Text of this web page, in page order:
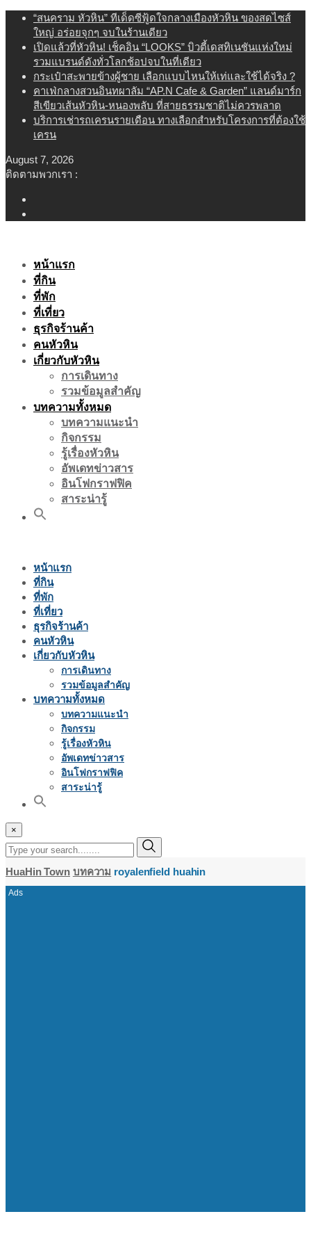
Skip
content
“สนคราม หัวหิน” ทีเด็ดซีฟู้ดใจกลางเมืองหัวหิน ของสดไซส์
ใหญ่ อร่อยจุกๆ จบในร้านเดียว
เปิดแล้วที่หัวหิน! เช็คอิน “LOOKS” บิวตี้เดสทิเนชันแห่งใหม่
รวมแบรนด์ดังทั่วโลกช้อปจบในที่เดียว
กระเป๋าสะพายข้างผู้ชาย เลือกแบบไหนให้เท่และใช้ได้จริง ?
คาเฟ่กลางสวนอินทผาลัม “AP.N Cafe & Garden” แลนด์มาร์ก
สีเขียวเส้นหัวหิน-หนองพลับ ที่สายธรรมชาติไม่ควรพลาด
บริการเช่ารถเครนรายเดือน ทางเลือกสำหรับโครงการที่ต้องใช้
เครน
August 7, 2026
ติดตามพวกเรา :
หน้าแรก
ที่กิน
ที่พัก
ที่เที่ยว
ธุรกิจร้านค้า
คนหัวหิน
เกี่ยวกับหัวหิน
การเดินทาง
รวมข้อมูลสำคัญ
บทความทั้งหมด
บทความแนะนำ
กิจกรรม
รู้เรื่องหัวหิน
อัพเดทข่าวสาร
อินโฟกราฟฟิค
สาระน่ารู้
หน้าแรก
ที่กิน
ที่พัก
ที่เที่ยว
ธุรกิจร้านค้า
คนหัวหิน
เกี่ยวกับหัวหิน
การเดินทาง
รวมข้อมูลสำคัญ
บทความทั้งหมด
บทความแนะนำ
กิจกรรม
รู้เรื่องหัวหิน
อัพเดทข่าวสาร
อินโฟกราฟฟิค
สาระน่ารู้
×
HuaHin Town บทความ royalenfield huahin